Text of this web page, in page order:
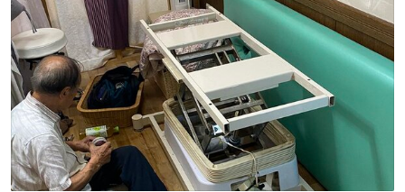
かできたらなぁと思いました。
ト
数
数